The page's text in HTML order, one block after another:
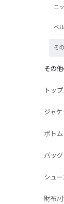
ニ
ベ
そ
その
トッ
ジャ
ボトム
バッグ
シュー
財布/